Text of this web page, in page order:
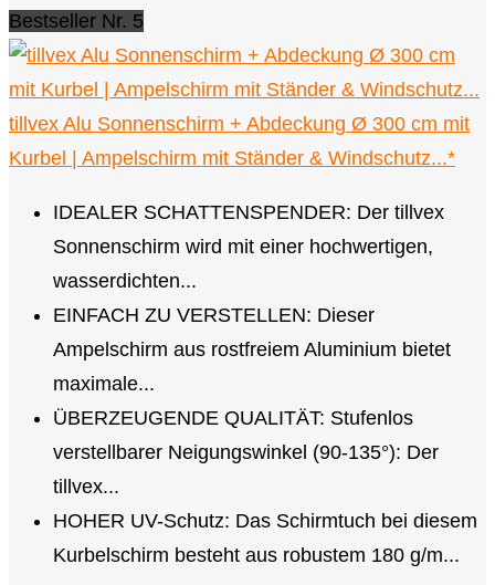
Bestseller Nr. 5
tillvex Alu Sonnenschirm + Abdeckung Ø 300 cm mit
Kurbel | Ampelschirm mit Ständer & Windschutz...*
IDEALER SCHATTENSPENDER: Der tillvex
Sonnenschirm wird mit einer hochwertigen,
wasserdichten...
EINFACH ZU VERSTELLEN: Dieser
Ampelschirm aus rostfreiem Aluminium bietet
maximale...
ÜBERZEUGENDE QUALITÄT: Stufenlos
verstellbarer Neigungswinkel (90-135°): Der
tillvex...
HOHER UV-Schutz: Das Schirmtuch bei diesem
Kurbelschirm besteht aus robustem 180 g/m...